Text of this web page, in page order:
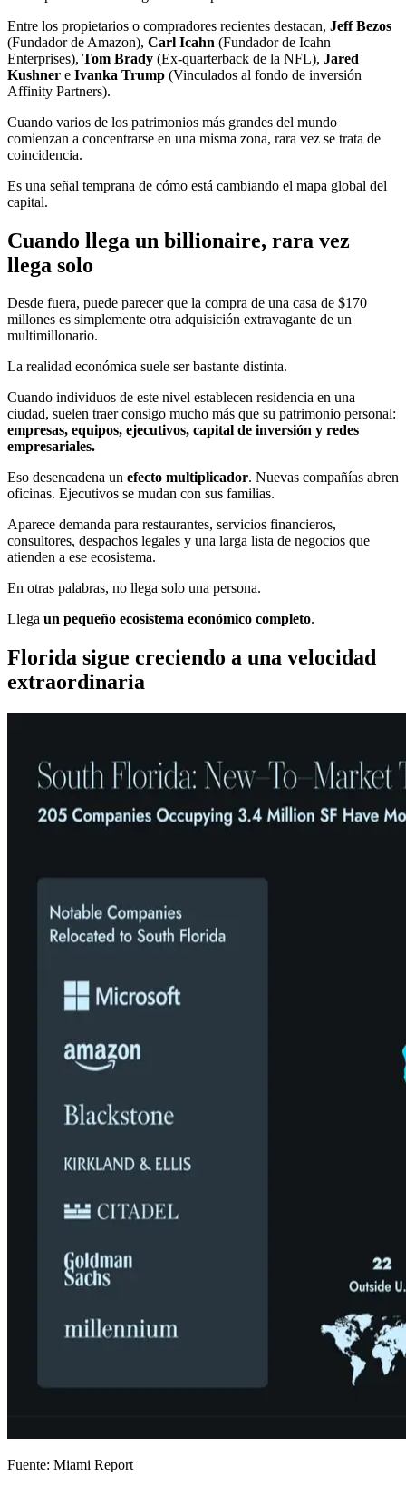
Entre los propietarios o compradores recientes destacan, Jeff Bezos
(Fundador de Amazon), Carl Icahn (Fundador de Icahn
Enterprises), Tom Brady (Ex-quarterback de la NFL), Jared
Kushner e Ivanka Trump (Vinculados al fondo de inversión
Affinity Partners).
Cuando varios de los patrimonios más grandes del mundo
comienzan a concentrarse en una misma zona, rara vez se trata de
coincidencia.
Es una señal temprana de cómo está cambiando el mapa global del
capital.
Cuando llega un billionaire, rara vez
llega solo
Desde fuera, puede parecer que la compra de una casa de $170
millones es simplemente otra adquisición extravagante de un
multimillonario.
La realidad económica suele ser bastante distinta.
Cuando individuos de este nivel establecen residencia en una
ciudad, suelen traer consigo mucho más que su patrimonio personal:
empresas, equipos, ejecutivos, capital de inversión y redes
empresariales.
Eso desencadena un efecto multiplicador. Nuevas compañías abren
oficinas. Ejecutivos se mudan con sus familias.
Aparece demanda para restaurantes, servicios financieros,
consultores, despachos legales y una larga lista de negocios que
atienden a ese ecosistema.
En otras palabras, no llega solo una persona.
Llega un pequeño ecosistema económico completo.
Florida sigue creciendo a una velocidad
extraordinaria
Fuente: Miami Report